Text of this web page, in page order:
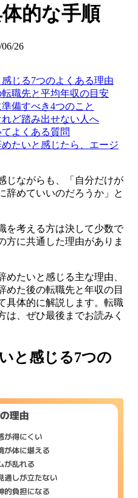
的な手順
06/26
じる7つのよくある理由
職先と平均年収の目安
備すべき4つのこと
ど踏み出せない人へ
よくある質問
たいと感じたら、エージ
じながらも、「自分だけが
辞めていいのだろうか」と
を考える方は決して少数で
方に共通した理由がありま
めたいと感じる主な理由、
めた後の転職先と年収の目
具体的に解説します。転職
は、ぜひ最後までお読みく
と感じる7つの